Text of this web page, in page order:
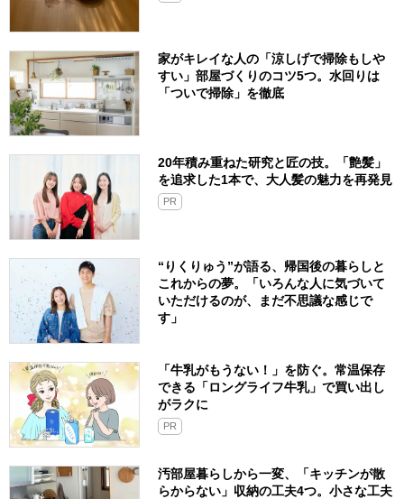
家がキレイな人の「涼しげで掃除もしや
すい」部屋づくりのコツ5つ。水回りは
「ついで掃除」を徹底
20年積み重ねた研究と匠の技。「艶髪」
を追求した1本で、大人髪の魅力を再発見
PR
“りくりゅう”が語る、帰国後の暮らしと
これからの夢。「いろんな人に気づいて
いただけるのが、まだ不思議な感じで
す」
「牛乳がもうない！」を防ぐ。常温保存
できる「ロングライフ牛乳」で買い出し
がラクに
PR
汚部屋暮らしから一変、「キッチンが散
らからない」収納の工夫4つ。小さな工夫